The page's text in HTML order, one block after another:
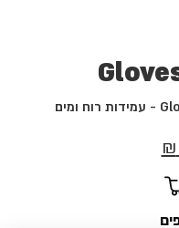
₪